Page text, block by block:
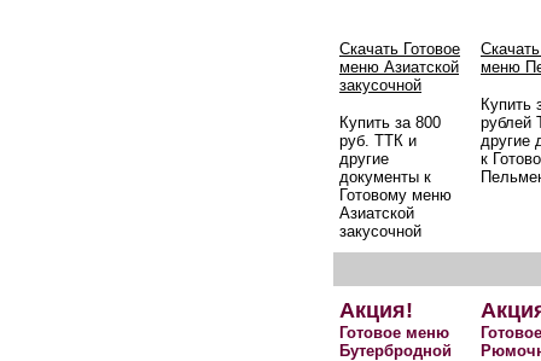
Скачать Готовое
меню Азиатской
закусочной
Купить за 800
руб. ТТК и
другие
документы к
Готовому меню
Азиатской
закусочной
меню
Купить
рублей
другие
к
Акция!
Готовое меню
Бутербродной